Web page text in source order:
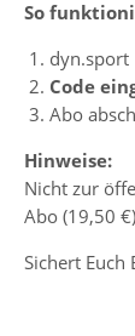
So
Code
Abo
Hinweise:
Nicht zur
Abo (19,50 €)
Sichert Euch